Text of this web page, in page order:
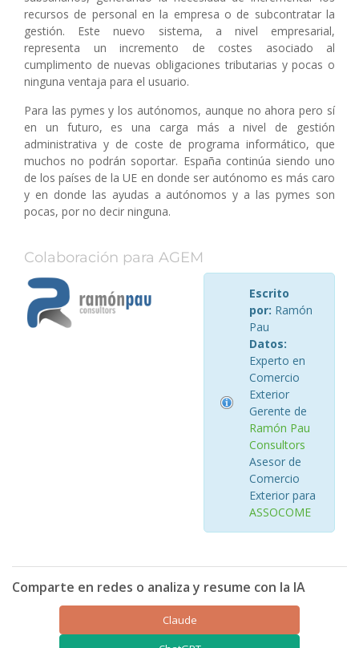
recursos de personal en la empresa o de subcontratar la
gestión. Este nuevo sistema, a nivel empresarial,
representa un incremento de costes asociado al
cumplimento de nuevas obligaciones tributarias y pocas o
ninguna ventaja para el usuario.
Para las pymes y los autónomos, aunque no ahora pero sí
en un futuro, es una carga más a nivel de gestión
administrativa y de coste de programa informático, que
muchos no podrán soportar. España continúa siendo uno
de los países de la UE en donde ser autónomo es más caro
y en donde las ayudas a autónomos y a las pymes son
pocas, por no decir ninguna.
Colaboración para AGEM
Escrito
por: Ramón
Pau
Datos:
Experto en
Comercio
Exterior
Gerente de
Ramón Pau
Consultors
Asesor de
Comercio
Exterior para
ASSOCOME
Comparte en redes o analiza y resume con la IA
Claude